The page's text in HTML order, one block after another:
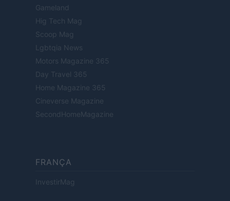
Gameland
Hig Tech Mag
Scoop Mag
Lgbtqia News
Motors Magazine 365
Day Travel 365
Home Magazine 365
Cineverse Magazine
SecondHomeMagazine
FRANÇA
InvestirMag